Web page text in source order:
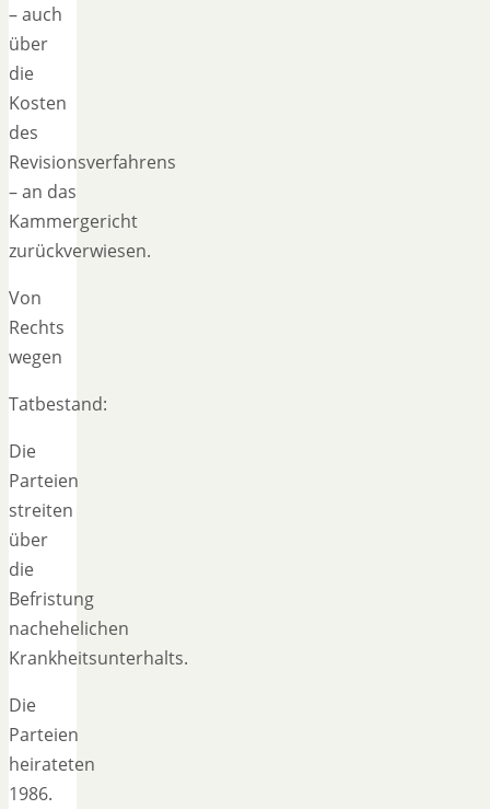
– auch
über
die
Kosten
des
Revisionsverfahrens
– an das
Kammergericht
zurückverwiesen.
Von
Rechts
wegen
Tatbestand:
Die
Parteien
streiten
über
die
Befristung
nachehelichen
Krankheitsunterhalts.
Die
Parteien
heirateten
1986.